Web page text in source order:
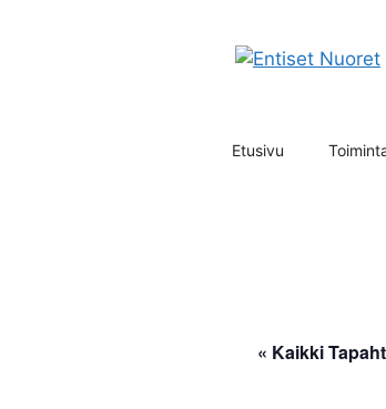
Etusivu
« Kaikki